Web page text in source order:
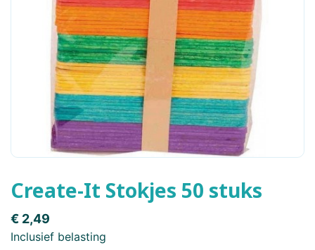
Create-It Stokjes 50 stuks
€ 2,49
Inclusief belasting